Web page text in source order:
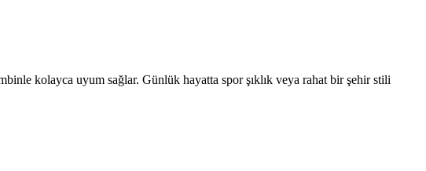
kolayca uyum sağlar. Günlük hayatta spor şıklık veya rahat bir şehir stili